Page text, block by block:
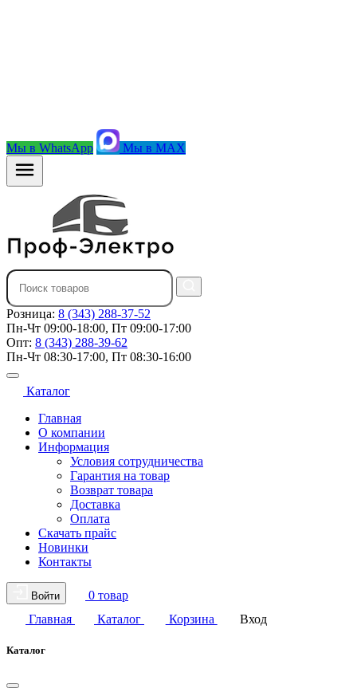
Мы в WhatsApp Мы в MAX
Розница: 8 (343) 288-37-52
Пн-Чт 09:00-18:00, Пт 09:00-17:00
Опт: 8 (343) 288-39-62
Пн-Чт 08:30-17:00, Пт 08:30-16:00
Каталог
Главная
О компании
Информация
Условия сотрудничества
Гарантия на товар
Возврат товара
Доставка
Оплата
Скачать прайс
Новинки
Контакты
Войти
0 товар
Главная
Каталог Корзина Вход
Каталог